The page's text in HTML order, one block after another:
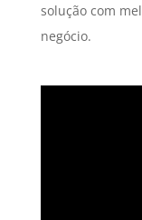
solução com
negócio.